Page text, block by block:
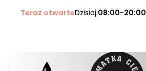
Teraz otwarteDzisiaj:08:00-20:00